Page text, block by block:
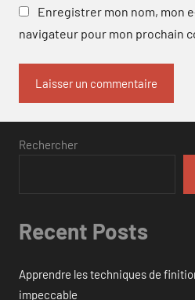
Enregistrer mon nom, mon
navigateur pour mon prochain
Rechercher
Recent Posts
Apprendre les techniques de
impeccable